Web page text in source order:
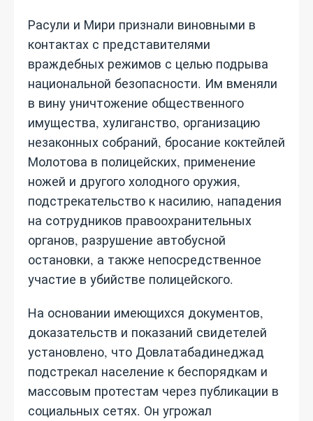
Расули и Мири признали виновными в
контактах с представителями
враждебных режимов с целью подрыва
национальной безопасности. Им вменяли
в вину уничтожение общественного
имущества, хулиганство, организацию
незаконных собраний, бросание коктейлей
Молотова в полицейских, применение
ножей и другого холодного оружия,
подстрекательство к насилию, нападения
на сотрудников правоохранительных
органов, разрушение автобусной
остановки, а также непосредственное
участие в убийстве полицейского.
На основании имеющихся документов,
доказательств и показаний свидетелей
установлено, что Довлатабадинеджад
подстрекал население к беспорядкам и
массовым протестам через публикации в
социальных сетях. Он угрожал